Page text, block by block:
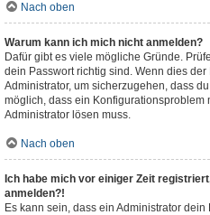
Nach oben
Warum kann ich mich nicht anmelden?
Dafür gibt es viele mögliche Gründe.
dein Passwort richtig sind. Wenn dies
Administrator, um sicherzugehen, dass
möglich, dass ein Konfigurationsproblem
Administrator lösen muss.
Nach oben
Ich habe mich vor einiger Zeit
anmelden?!
Es kann sein, dass ein Administrator